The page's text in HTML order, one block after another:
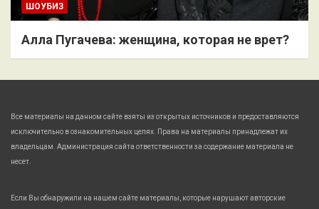
ШОУБИЗ
Алла Пугачева: женщина, которая не врет?
Все материалы на данном сайте взяты из открытых источников и предоставляются
исключительно в ознакомительных целях. Права на материалы принадлежат их
владельцам. Администрация сайта ответственности за содержание материала не
несет.
Если Вы обнаружили на нашем сайте материалы, которые нарушают авторские